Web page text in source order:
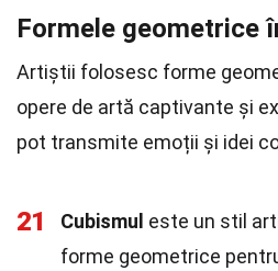
Formele geometrice
Artiștii folosesc forme
opere de artă captivante și
pot transmite emoții și idei
21 Cubismul este un stil
forme geometrice